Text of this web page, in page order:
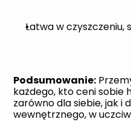
Łatwa w
Podsumowanie:
każdego, kto ceni sobie
zarówno dla siebie, jak i
wewnętrznego, w